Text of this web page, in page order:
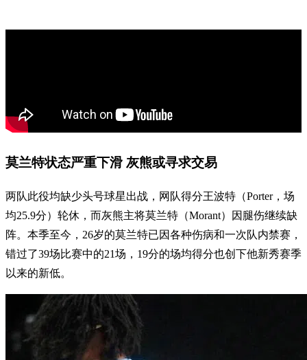
莫兰特状态严重下滑 灰熊或寻求交易
两队此役均缺少头号球星出战，网队得分王波特（Porter，场
均25.9分）轮休，而灰熊主将莫兰特（Morant）因腿伤继续缺
阵。本季至今，26岁的莫兰特已因各种伤病和一次队内禁赛，
错过了39场比赛中的21场，19分的场均得分也创下他新秀赛季
以来的新低。